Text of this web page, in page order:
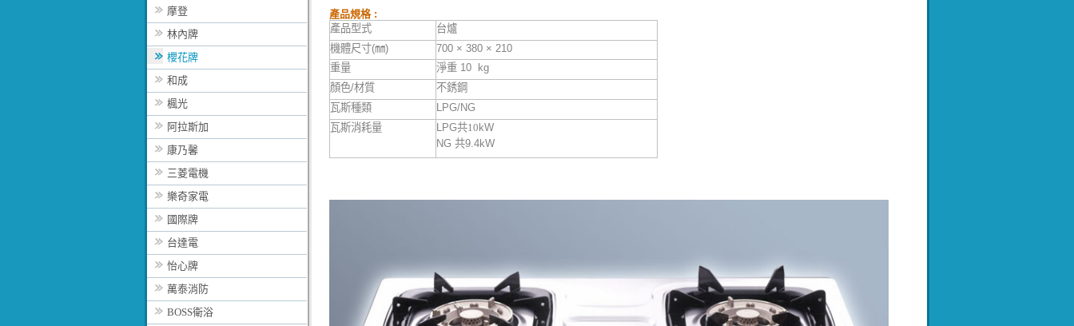
摩登
林內牌
櫻花牌
和成
楓光
阿拉斯加
康乃馨
三菱電機
樂奇家電
國際牌
台達電
怡心牌
萬泰消防
BOSS衛浴
產品規格 :
產品型式
台爐
機體尺寸(㎜)
700 × 380 × 210
重量
淨重 10 kg
顏色/材質
不銹鋼
瓦斯種類
LPG/NG
瓦斯消耗量
LPG共10 kW
NG 共9.4kW